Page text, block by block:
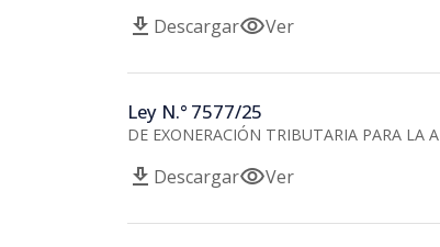
download DescargarvisibilityVer
Ley N.° 7577/25
DE EXONERACIÓN TRIBUTARIA PARA LA
download DescargarvisibilityVer